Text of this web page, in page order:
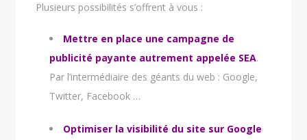
Plusieurs possibilités s’offrent à vous :
Mettre en place une campagne de
publicité payante autrement appelée SEA.
Par l’intermédiaire des géants du web : Google,
Twitter, Facebook …
Optimiser la visibilité du site sur Google